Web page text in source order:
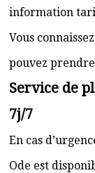
information
Vous
pouvez
Service de
7j/7
En cas
Ode est